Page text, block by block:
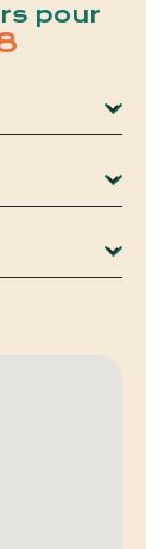
pour